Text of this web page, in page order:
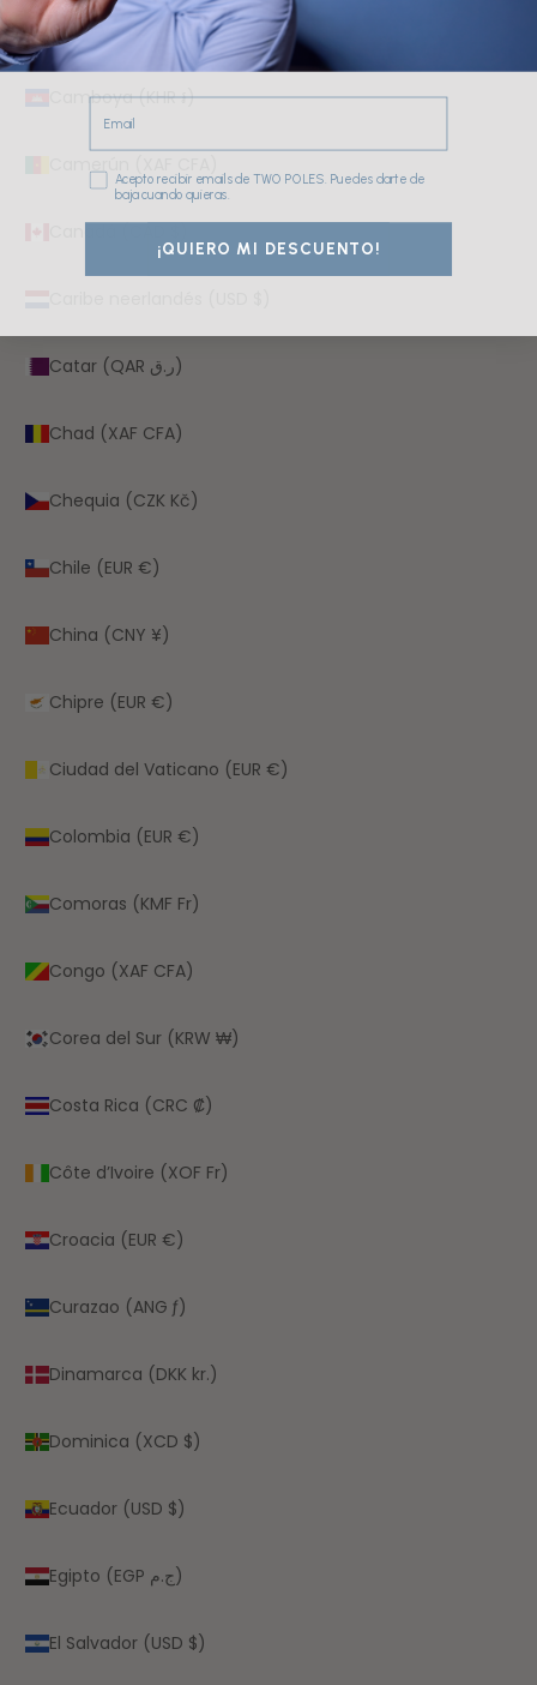
Cabo Verde (CVE $)
Camboya (KHR ៛)
Catar (QAR ر.ق)
Chad (XAF CFA)
Chequia (CZK Kč)
Chile (EUR €)
China (CNY ¥)
Chipre (EUR €)
Ciudad del Vaticano (EUR €)
Colombia (EUR €)
Comoras (KMF Fr)
Congo (XAF CFA)
Corea del Sur (KRW ₩)
Costa Rica (CRC ₡)
Côte d’Ivoire (XOF Fr)
Croacia (EUR €)
Curazao (ANG ƒ)
Dinamarca (DKK kr.)
Dominica (XCD $)
Ecuador (USD $)
Egipto (EGP ج.م)
El Salvador (USD $)
Email
Consentimiento
Acepto recibir emails de TWO POLES. Puedes darte de
baja cuando quieras.
¡QUIERO MI DESCUENTO!